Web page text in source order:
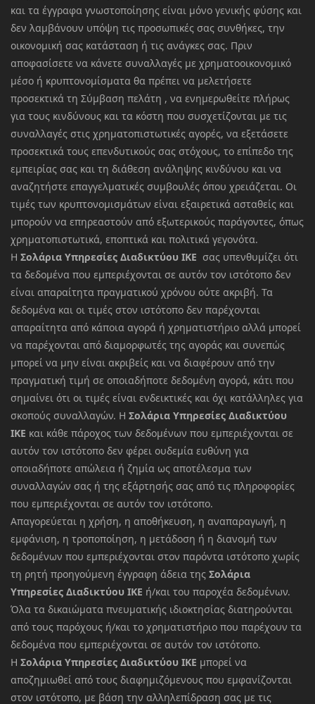
και τα έγγραφα γνωστοποίησης είναι μόνο γενικής φύσης και
δεν λαμβάνουν υπόψη τις προσωπικές σας συνθήκες, την
οικονομική σας κατάσταση ή τις ανάγκες σας. Πριν
αποφασίσετε να κάνετε συναλλαγές με χρηματοοικονομικό
μέσο ή κρυπτονομίσματα θα πρέπει να μελετήσετε
προσεκτικά τη Σύμβαση πελάτη , να ενημερωθείτε πλήρως
για τους κινδύνους και τα κόστη που συσχετίζονται με τις
συναλλαγές στις χρηματοπιστωτικές αγορές, να εξετάσετε
προσεκτικά τους επενδυτικούς σας στόχους, το επίπεδο της
εμπειρίας σας και τη διάθεση ανάληψης κινδύνου και να
αναζητήστε επαγγελματικές συμβουλές όπου χρειάζεται. Οι
τιμές των κρυπτονομισμάτων είναι εξαιρετικά ασταθείς και
μπορούν να επηρεαστούν από εξωτερικούς παράγοντες, όπως
χρηματοπιστωτικά, εποπτικά και πολιτικά γεγονότα.
Η Σολάρια Υπηρεσίες Διαδικτύου ΙΚΕ σας υπενθυμίζει ότι
τα δεδομένα που εμπεριέχονται σε αυτόν τον ιστότοπο δεν
είναι απαραίτητα πραγματικού χρόνου ούτε ακριβή. Τα
δεδομένα και οι τιμές στον ιστότοπο δεν παρέχονται
απαραίτητα από κάποια αγορά ή χρηματιστήριο αλλά μπορεί
να παρέχονται από διαμορφωτές της αγοράς και συνεπώς
μπορεί να μην είναι ακριβείς και να διαφέρουν από την
πραγματική τιμή σε οποιαδήποτε δεδομένη αγορά, κάτι που
σημαίνει ότι οι τιμές είναι ενδεικτικές και όχι κατάλληλες για
σκοπούς συναλλαγών. Η Σολάρια Υπηρεσίες Διαδικτύου
ΙΚΕ και κάθε πάροχος των δεδομένων που εμπεριέχονται σε
αυτόν τον ιστότοπο δεν φέρει ουδεμία ευθύνη για
οποιαδήποτε απώλεια ή ζημία ως αποτέλεσμα των
συναλλαγών σας ή της εξάρτησής σας από τις πληροφορίες
που εμπεριέχονται σε αυτόν τον ιστότοπο.
Απαγορεύεται η χρήση, η αποθήκευση, η αναπαραγωγή, η
εμφάνιση, η τροποποίηση, η μετάδοση ή η διανομή των
δεδομένων που εμπεριέχονται στον παρόντα ιστότοπο χωρίς
τη ρητή προηγούμενη έγγραφη άδεια της Σολάρια
Υπηρεσίες Διαδικτύου ΙΚΕ ή/και του παροχέα δεδομένων.
Όλα τα δικαιώματα πνευματικής ιδιοκτησίας διατηρούνται
από τους παρόχους ή/και το χρηματιστήριο που παρέχουν τα
δεδομένα που εμπεριέχονται σε αυτόν τον ιστότοπο.
Η Σολάρια Υπηρεσίες Διαδικτύου ΙΚΕ μπορεί να
αποζημιωθεί από τους διαφημιζόμενους που εμφανίζονται
στον ιστότοπο, με βάση την αλληλεπίδραση σας με τις